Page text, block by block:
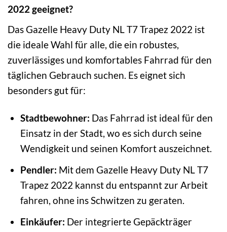
2022 geeignet?
Das Gazelle Heavy Duty NL T7 Trapez 2022 ist
die ideale Wahl für alle, die ein robustes,
zuverlässiges und komfortables Fahrrad für den
täglichen Gebrauch suchen. Es eignet sich
besonders gut für:
Stadtbewohner: Das Fahrrad ist ideal für den
Einsatz in der Stadt, wo es sich durch seine
Wendigkeit und seinen Komfort auszeichnet.
Pendler: Mit dem Gazelle Heavy Duty NL T7
Trapez 2022 kannst du entspannt zur Arbeit
fahren, ohne ins Schwitzen zu geraten.
Einkäufer: Der integrierte Gepäckträger